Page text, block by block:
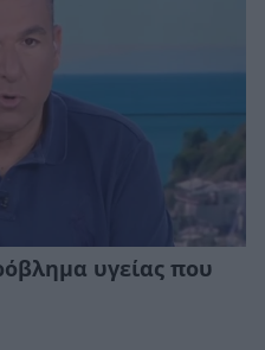
υγείας που